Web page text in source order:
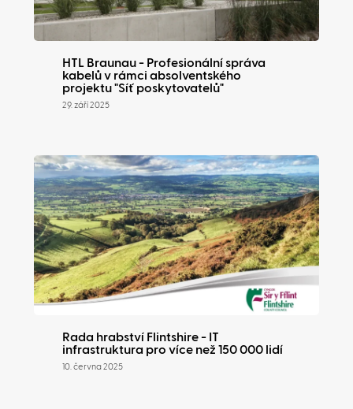
HTL Braunau - Profesionální správa
kabelů v rámci absolventského
projektu "Síť poskytovatelů"
29. září 2025
Rada hrabství Flintshire - IT
infrastruktura pro více než 150 000 lidí
10. června 2025